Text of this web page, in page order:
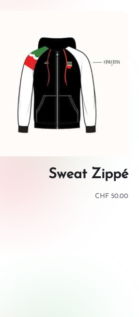
Sweat Zippé
CHF50.00